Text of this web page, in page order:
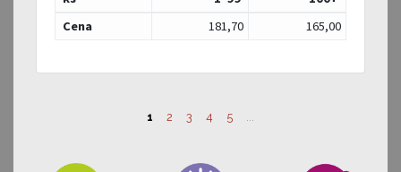
Cena
181,70 165,00
1 2 3 4 5